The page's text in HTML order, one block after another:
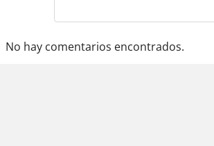
No hay comentarios encontrados.